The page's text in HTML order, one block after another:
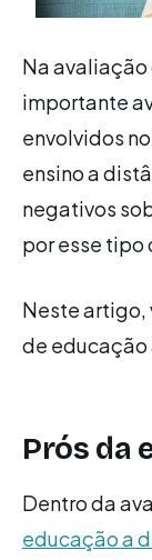
Na avaliação
importante
envolvidos
ensino a
negativos
por esse tipo
Neste artigo,
de educação
Prós da
Dentro da
educação a